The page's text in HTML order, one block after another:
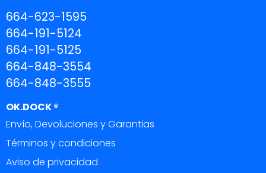
664-623-1595
664-191-5124
664-191-5125
664-848-3554
664-848-3555
OK.DOCK ®
Envío, Devoluciones y Garantias
Términos y condiciones
Aviso de privacidad